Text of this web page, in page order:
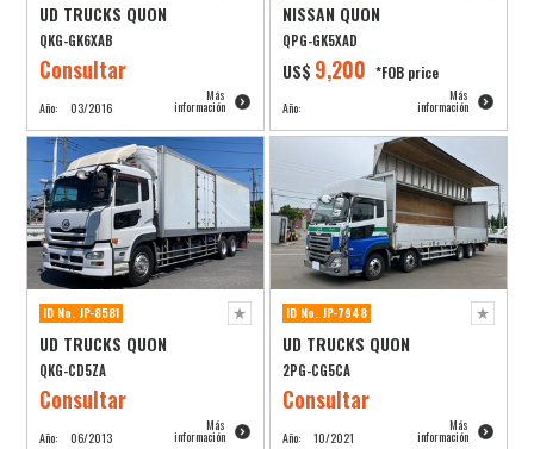
UD TRUCKS QUON
QKG-GK6XAB
Consultar
Año: 03/2016
Más
información
NISSAN QUON
QPG-GK5XAD
US$ 9,200 *FOB price
Año:
Más
información
ID No. JP-8581
UD TRUCKS QUON
QKG-CD5ZA
Consultar
Año: 06/2013
Más
información
ID No. JP-7948
UD TRUCKS QUON
2PG-CG5CA
Consultar
Año: 10/2021
Más
información